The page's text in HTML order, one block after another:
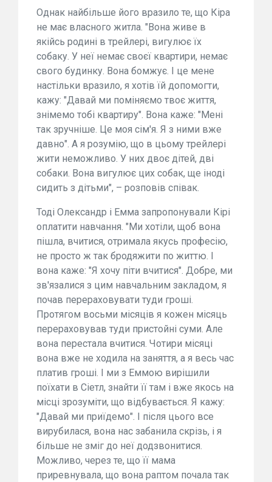
Однак найбільше його вразило те, що Кіра
не має власного житла. "Вона живе в
якійсь родині в трейлері, вигулює їх
собаку. У неї немає своєї квартири, немає
свого будинку. Вона бомжує. І це мене
настільки вразило, я хотів їй допомогти,
кажу: "Давай ми поміняємо твоє життя,
знімемо тобі квартиру". Вона каже: "Мені
так зручніше. Це моя сім'я. Я з ними вже
давно". А я розумію, що в цьому трейлері
жити неможливо. У них двоє дітей, дві
собаки. Вона вигулює цих собак, ще іноді
сидить з дітьми", – розповів співак.
Тоді Олександр і Емма запропонували Кірі
оплатити навчання. "Ми хотіли, щоб вона
пішла, вчитися, отримала якусь професію,
не просто ж так бродяжити по життю. І
вона каже: "Я хочу піти вчитися". Добре, ми
зв'язалися з цим навчальним закладом, я
почав перераховувати туди гроші.
Протягом восьми місяців я кожен місяць
перераховував туди пристойні суми. Але
вона перестала вчитися. Чотири місяці
вона вже не ходила на заняття, а я весь час
платив гроші. І ми з Еммою вирішили
поїхати в Сіетл, знайти її там і вже якось на
місці зрозуміти, що відбувається. Я кажу:
"Давай ми приїдемо". І після цього все
вирубилася, вона нас забанила скрізь, і я
більше не зміг до неї додзвонитися.
Можливо, через те, що її мама
приревнувала, що вона раптом почала так